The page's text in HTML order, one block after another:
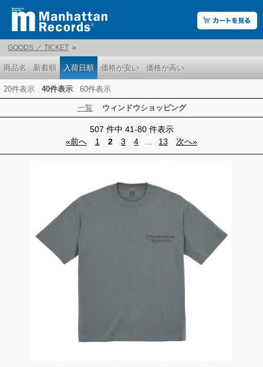
GOODS ／ TICKET »
商品名 新着順 入荷日順 価格が安い 価格が高い
20件表示 40件表示 60件表示
一覧 ウィンドウショッピング
507 件中 41-80 件表示
«前へ
1 2 3 4 13 次へ»